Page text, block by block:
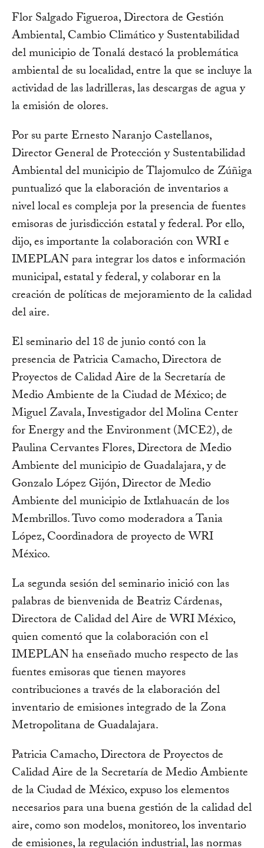
Flor Salgado Figueroa, Directora de Gestión
Ambiental, Cambio Climático y Sustentabilidad
del municipio de Tonalá destacó la problemática
ambiental de su localidad, entre la que se incluye la
actividad de las ladrilleras, las descargas de agua y
la emisión de olores.
Por su parte Ernesto Naranjo Castellanos,
Director General de Protección y Sustentabilidad
Ambiental del municipio de Tlajomulco de Zúñiga
puntualizó que la elaboración de inventarios a
nivel local es compleja por la presencia de fuentes
emisoras de jurisdicción estatal y federal. Por ello,
dijo, es importante la colaboración con WRI e
IMEPLAN para integrar los datos e información
municipal, estatal y federal, y colaborar en la
creación de políticas de mejoramiento de la calidad
del aire.
El seminario del 18 de junio contó con la
presencia de Patricia Camacho, Directora de
Proyectos de Calidad Aire de la Secretaría de
Medio Ambiente de la Ciudad de México; de
Miguel Zavala, Investigador del Molina Center
for Energy and the Environment (MCE2), de
Paulina Cervantes Flores, Directora de Medio
Ambiente del municipio de Guadalajara, y de
Gonzalo López Gijón, Director de Medio
Ambiente del municipio de Ixtlahuacán de los
Membrillos. Tuvo como moderadora a Tania
López, Coordinadora de proyecto de WRI
México.
La segunda sesión del seminario inició con las
palabras de bienvenida de Beatriz Cárdenas,
Directora de Calidad del Aire de WRI México,
quien comentó que la colaboración con el
IMEPLAN ha enseñado mucho respecto de las
fuentes emisoras que tienen mayores
contribuciones a través de la elaboración del
inventario de emisiones integrado de la Zona
Metropolitana de Guadalajara.
Patricia Camacho, Directora de Proyectos de
Calidad Aire de la Secretaría de Medio Ambiente
de la Ciudad de México, expuso los elementos
necesarios para una buena gestión de la calidad del
aire, como son modelos, monitoreo, los inventario